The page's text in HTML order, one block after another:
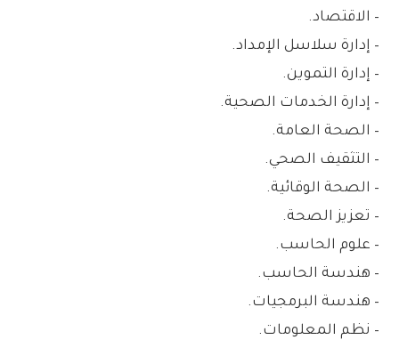
– الاقتصاد.
– إدارة سلاسل الإمداد.
– إدارة التموين.
– إدارة الخدمات الصحية.
– الصحة العامة.
– التثقيف الصحي.
– الصحة الوقائية.
– تعزيز الصحة.
– علوم الحاسب.
– هندسة الحاسب.
– هندسة البرمجيات.
– نظم المعلومات.